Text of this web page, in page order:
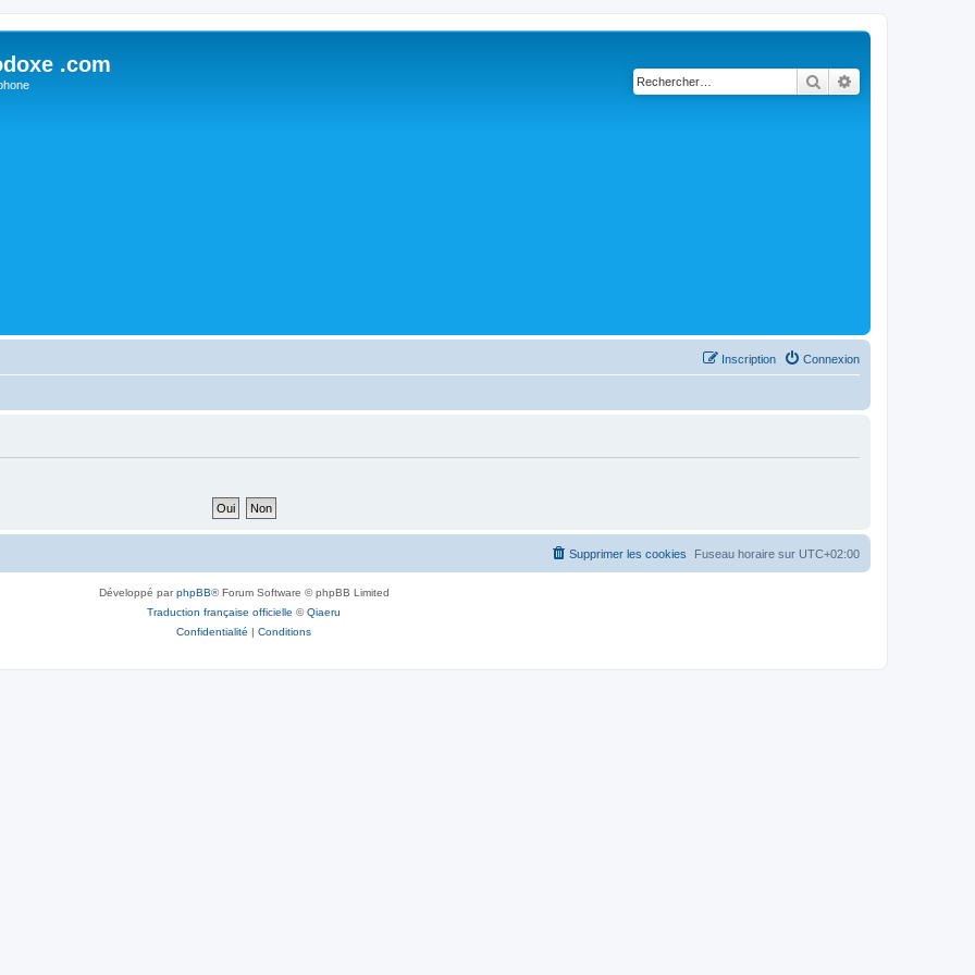
.com
Rechercher
Connexion
Inscription
Fuseau horaire sur UTC+02:00
Supprimer les cookies
Développé parphpBB® Forum Software © phpBB Limited
Traduction française officielle ©Qiaeru
Confidentialité | Conditions